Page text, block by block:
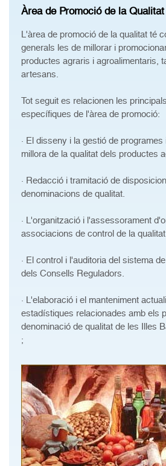
Àrea de Promoció de la Qualitat
L'àrea de promoció de la qualitat té
generals les de millorar i
productes agraris i agroalimentaris,
artesans.
Tot seguit es relacionen les
específiques de l'àrea de promoció:
· El disseny i la gestió de
millora de la qualitat dels productes
· Redacció i tramitació de
denominacions de qualitat.
· L'organització i l'assessorament
associacions de control de la
· El control i l'auditoria del sistema
dels Consells Reguladors.
· L'elaboració i el manteniment
estadístiques relacionades amb els
denominació de qualitat de les Illes
;